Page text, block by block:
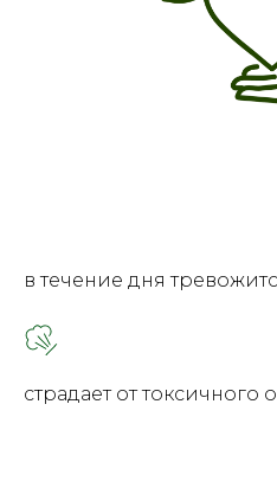
в течение дня
страдает от токсичного